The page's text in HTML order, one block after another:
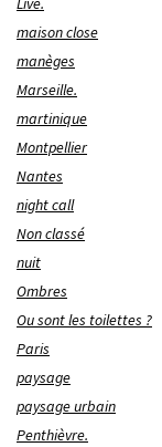
maison close
manèges
Marseille.
martinique
Montpellier
Nantes
night call
Non classé
nuit
Ombres
Ou sont les toilettes ?
Paris
paysage
paysage urbain
Penthièvre.